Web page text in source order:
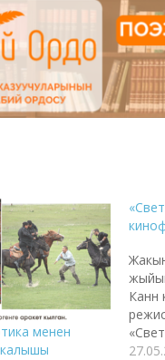
менен
Канн